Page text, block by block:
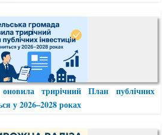
трирічний План публічних
у 2026–2028 роках